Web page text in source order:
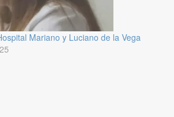
Mariano y Luciano de la Vega